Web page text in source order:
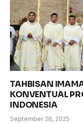
TAHBISAN
KONVENTUAL
INDONESIA
September 26, 2025